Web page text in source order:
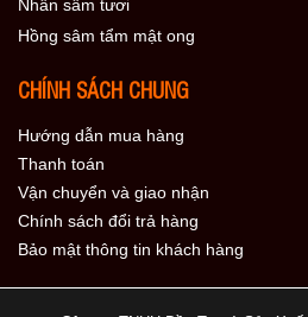
Nhân sâm tươi
Hồng sâm tẩm mật ong
CHÍNH SÁCH CHUNG
Hướng dẫn mua hàng
Thanh toán
Vận chuyển và giao nhận
Chính sách đổi trả hàng
Bảo mật thông tin khách hàng